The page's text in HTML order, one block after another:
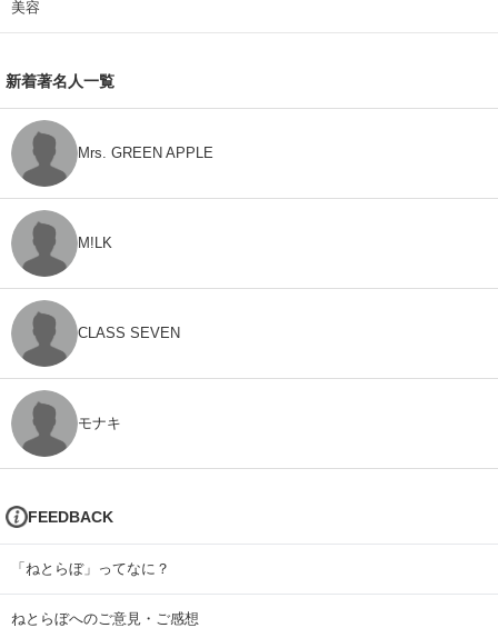
美容
新着著名人一覧
Mrs. GREEN APPLE
M!LK
CLASS SEVEN
モナキ
FEEDBACK
「ねとらぼ」ってなに？
ねとらぼへのご意見・ご感想